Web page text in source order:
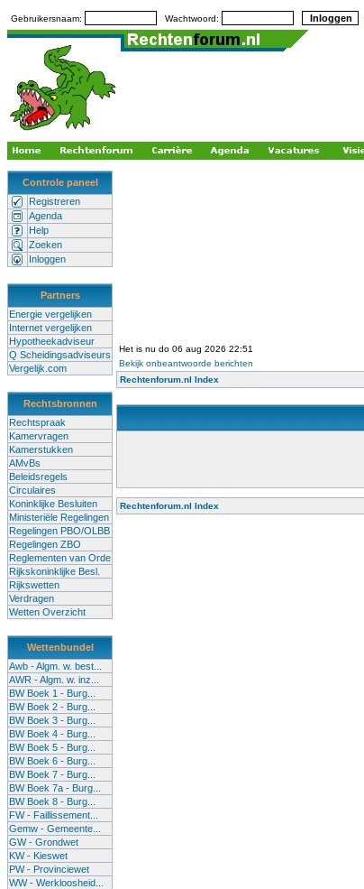
Gebruikersnaam: Wachtwoord:
Controle paneel
Registreren
Agenda
Help
Zoeken
Inloggen
Partners
Energie vergelijken
Internet vergelijken
Hypotheekadviseur
Q Scheidingsadviseurs
Vergelijk.com
Rechtsbronnen
Rechtspraak
Kamervragen
Kamerstukken
AMvBs
Beleidsregels
Circulaires
Koninklijke Besluiten
Ministeriële Regelingen
Regelingen PBO/OLBB
Regelingen ZBO
Reglementen van Orde
Rijkskoninklijke Besl.
Rijkswetten
Verdragen
Wetten Overzicht
Wettenbundel
Awb - Algm. w. best...
AWR - Algm. w. inz...
BW Boek 1 - Burg...
BW Boek 2 - Burg...
BW Boek 3 - Burg...
BW Boek 4 - Burg...
BW Boek 5 - Burg...
BW Boek 6 - Burg...
BW Boek 7 - Burg...
BW Boek 7a - Burg...
BW Boek 8 - Burg...
FW - Faillissement...
Gemw - Gemeente...
GW - Grondwet
KW - Kieswet
PW - Provinciewet
WW - Werkloosheid...
Het is nu do 06 aug 2026 22:51
Bekijk onbeantwoorde berichten
Rechtenforum.nl Index
Rechtenforum.nl Index